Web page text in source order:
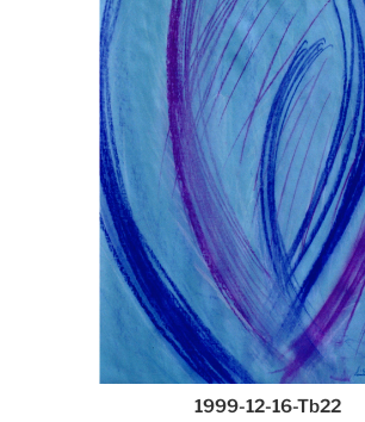
1999-12-16-Tb22